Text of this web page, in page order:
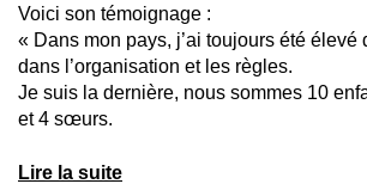
Voici son témoignage :
« Dans mon pays, j’ai toujours été élevé
dans l’organisation et les règles.
Je suis la dernière, nous sommes 10
et 4 sœurs.
Lire la suite